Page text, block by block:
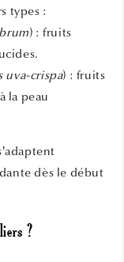
types :
) : fruits
uva-crispa) : fruits
la peau
dès le début
?